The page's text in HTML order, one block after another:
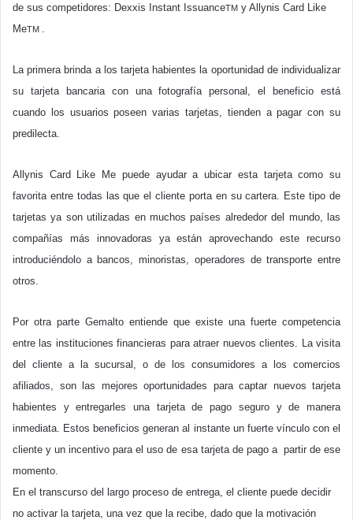
de sus competidores: Dexxis Instant IssuanceTM y Allynis Card Like
MeTM
La primera brinda a los tarjeta habientes la oportunidad de individualizar
su tarjeta bancaria con una fotografía personal, el beneficio está
cuando los usuarios poseen varias tarjetas, tienden a pagar con su
predilecta.
Allynis Card Like Me puede ayudar a ubicar esta tarjeta como su
favorita entre todas las que el cliente porta en su cartera. Este tipo de
tarjetas ya son utilizadas en muchos países alrededor del mundo, las
compañías más innovadoras ya están aprovechando este recurso
introduciéndolo a bancos, minoristas, operadores de transporte entre
otros.
Por otra parte Gemalto entiende que existe una fuerte competencia
entre las instituciones financieras para atraer nuevos clientes. La visita
del cliente a la sucursal, o de los consumidores a los comercios
afiliados, son las mejores oportunidades para captar nuevos tarjeta
habientes y entregarles una tarjeta de pago seguro y de manera
inmediata. Estos beneficios generan al instante un fuerte vínculo con el
cliente y un incentivo para el uso de esa tarjeta de pago a partir de ese
momento.
En el transcurso del largo proceso de entrega, el cliente puede decidir
no activar la tarjeta, una vez que la recibe, dado que la motivación